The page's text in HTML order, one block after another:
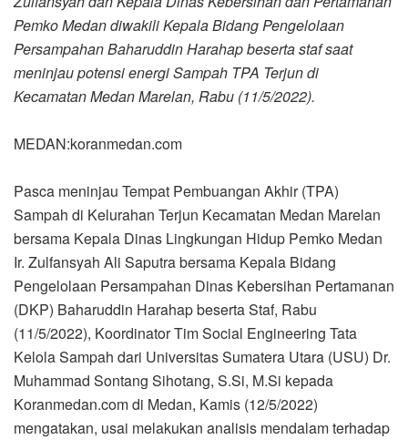
Pemko Medan diwakili Kepala Bidang Pengelolaan
Persampahan Baharuddin Harahap beserta staf saat
meninjau potensi energi Sampah TPA Terjun di
Kecamatan Medan Marelan, Rabu (11/5/2022).
MEDAN:koranmedan.com
Pasca meninjau Tempat Pembuangan Akhir (TPA)
Sampah di Kelurahan Terjun Kecamatan Medan Marelan
bersama Kepala Dinas Lingkungan Hidup Pemko Medan
Ir. Zulfansyah Ali Saputra bersama Kepala Bidang
Pengelolaan Persampahan Dinas Kebersihan Pertamanan
(DKP) Baharuddin Harahap beserta Staf, Rabu
(11/5/2022), Koordinator Tim Social Engineering Tata
Kelola Sampah dari Universitas Sumatera Utara (USU) Dr.
Muhammad Sontang Sihotang, S.Si, M.Si kepada
Koranmedan.com di Medan, Kamis (12/5/2022)
mengatakan, usai melakukan analisis mendalam terhadap